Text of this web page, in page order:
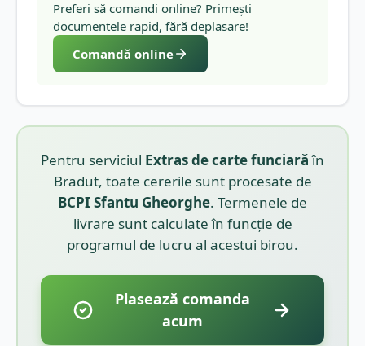
Preferi să comandi online? Primești
documentele rapid, fără deplasare!
Comandă online
Pentru serviciul Extras de carte funciarăîn
Bradut, toate cererile sunt procesate de
BCPI Sfantu Gheorghe. Termenele de
livrare sunt calculate în funcție de
programul de lucru al acestui birou.
Plasează comanda
acum